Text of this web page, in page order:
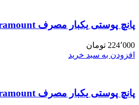
پانچ پوستی یکبار مصرف 3m 3-PUNCH Paramount
224٬000 تومان
افزودن به سبد خرید
پانچ پوستی یکبار مصرف 2m 2-PUNCH Paramount